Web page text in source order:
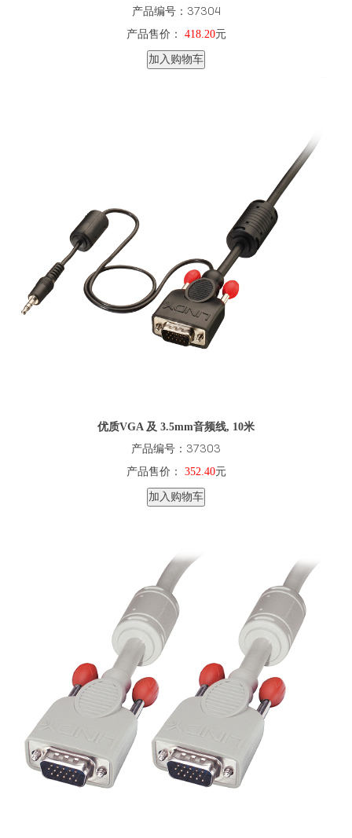
产品编号：37304
产品售价： 418.20元
加入购物车
优质VGA 及 3.5mm音频线, 10米
产品编号：37303
产品售价： 352.40元
加入购物车